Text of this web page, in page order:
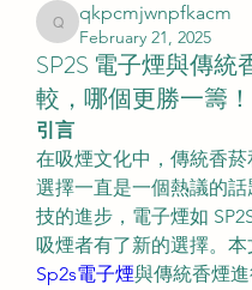
qkpcmjwnpfkacm
qkpcmjwnpfkacm
February 21, 2025
SP2S 電子煙與傳統
較，哪個更勝一籌！
引言
在吸煙文化中，傳統香
選擇一直是一個熱議的
技的進步，電子煙如
吸煙者有了新的選擇。
Sp2s電子煙與傳統香煙